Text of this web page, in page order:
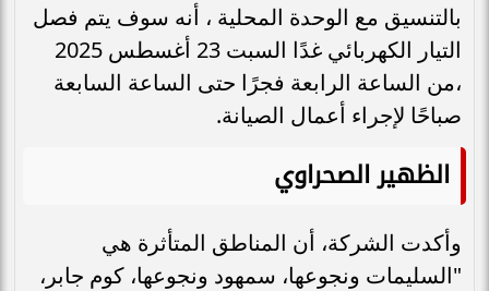
بالتنسيق مع الوحدة المحلية ، أنه سوف يتم فصل
التيار الكهربائي غدًا السبت 23 أغسطس 2025
،من الساعة الرابعة فجرًا حتى الساعة السابعة
صباحًا لإجراء أعمال الصيانة.
الظهير الصحراوي
وأكدت الشركة، أن المناطق المتأثرة هي
"السليمات ونجوعها، سمهود ونجوعها، كوم جابر،